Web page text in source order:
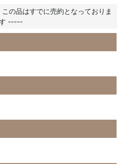
の品はすでに売約となっておりま
-----